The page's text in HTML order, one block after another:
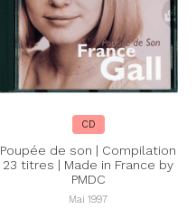
CD
Poupée de son | Compilation
23 titres | Made in France by
PMDC
Mai 1997